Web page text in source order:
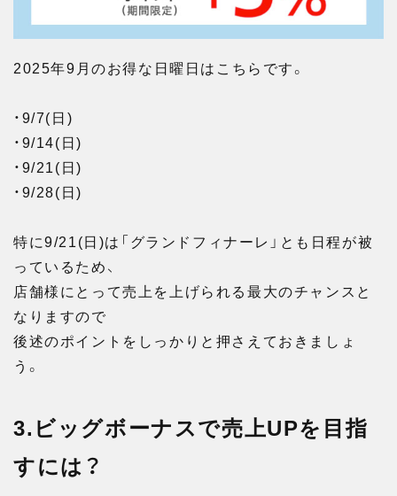
2025年9月のお得な日曜日はこちらです。
・9/7(日)
・9/14(日)
・9/21(日)
・9/28(日)
特に9/21(日)は「グランドフィナーレ」とも日程が被
っているため、
店舗様にとって売上を上げられる最大のチャンスと
なりますので
後述のポイントをしっかりと押さえておきましょ
う。
3.ビッグボーナスで売上UPを目指
すには？